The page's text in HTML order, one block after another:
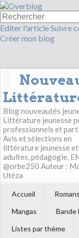
Editer l'articleSuivre
Créer mon blog
Blog nouveautés
Littérature jeunesse
professionnels et
Avis et sélections en
littérature jeunesse et
adultes, pédagogie,
@orbe250 Auteur :
Utéza
Accueil Romans
Mangas
Bande
Listes par thème